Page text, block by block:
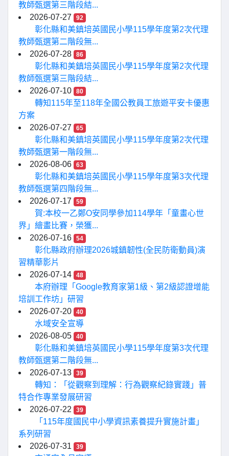
教師甄選第三階段結...
2026-07-27
92
彰化縣和美鎮培英國民小學115學年度第2次代理
教師甄選第二階段無...
2026-07-28
86
彰化縣和美鎮培英國民小學115學年度第2次代理
教師甄選第三階段結...
2026-07-10
80
轉知115年至118年全國公教員工旅遊平安卡優惠
方案
2026-07-27
65
彰化縣和美鎮培英國民小學115學年度第2次代理
教師甄選第一階段無...
2026-08-06
63
彰化縣和美鎮培英國民小學115學年度第3次代理
教師甄選第四階段無...
2026-07-17
59
賀:本校一乙鄭O安同學參加114學年「童畫心世
界」繪畫比賽，榮獲...
2026-07-16
54
彰化縣政府辦理2026城鎮韌性(全民防衛動員)演
習精華影片
2026-07-14
48
本府辦理「Google教育家第1級、第2級認證增能
培訓工作坊」研習
2026-07-20
40
水域安全宣導
2026-08-05
40
彰化縣和美鎮培英國民小學115學年度第3次代理
教師甄選第二階段無...
2026-07-13
39
轉知：「從觀察到理解：行為觀察紀錄實踐」普
特合作專業發展研習
2026-07-22
39
「115年度國民中小學資訊素養提升實施計畫」
系列研習
2026-07-31
39